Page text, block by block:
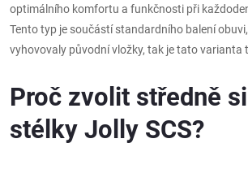
optimálního komfortu a funkčnosti při
Tento typ je součástí standardního balení
vyhovovaly původní vložky, tak je tato varianta
Proč zvolit středně
stélky Jolly SCS?